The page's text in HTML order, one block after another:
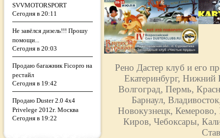
SVVMOTORSPORT
Сегодня в 20:11
Не завёлся дизель!!! Прошу
помощи...
Сегодня в 20:03
Продаю багажник Ficopro на
рестайл
Сегодня в 19:42
Продаю Duster 2.0 4x4
Privelege 2012г. Москва
Сегодня в 19:22
Рено Дастер клуб и его
Екатеринбург, Нижний
Волгоград, Пермь,
Барнаул,
Новокузнецк,
Киров, Чебоксары,